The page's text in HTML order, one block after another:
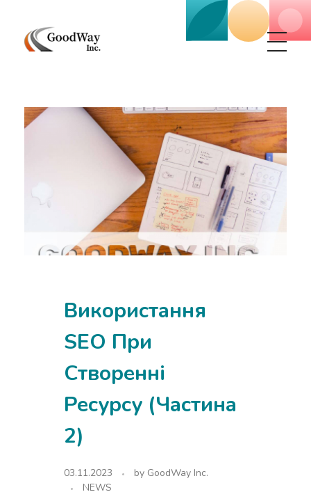
Використання
SEO При
Створенні
Ресурсу (Частина
2)
03.11.2023 by GoodWay Inc.
NEWS